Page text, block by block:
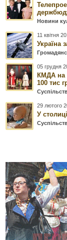
Новини
11 квітня
Україна
05 грудня
КМДА на
100 тис
29 лютого
У